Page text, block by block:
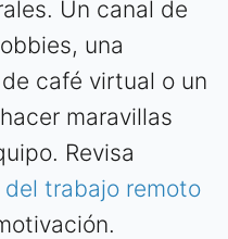
Un canal de
una
café virtual o un
maravillas
Revisa
trabajo remoto